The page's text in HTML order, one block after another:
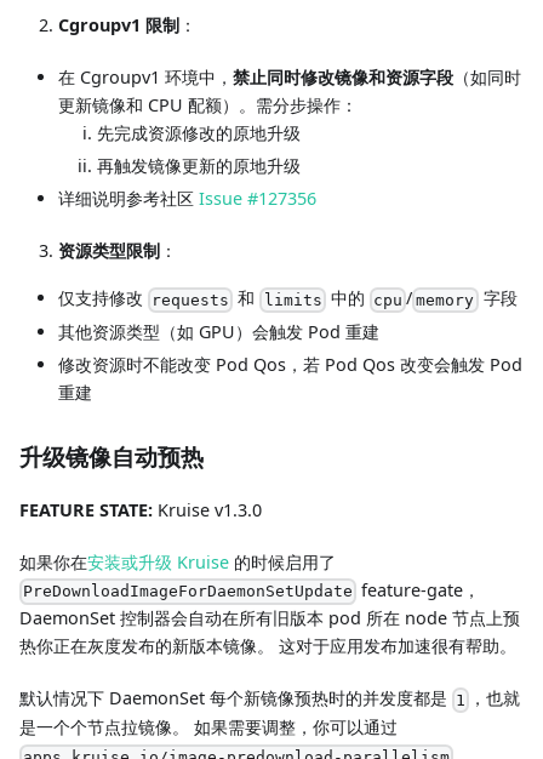
Cgroupv1 限制 ：
在 Cgroupv1 环境中， 禁止同时修改镜像和资源字段 （如同时
更新镜像和 CPU 配额）。需分步操作：
先完成资源修改的原地升级
再触发镜像更新的原地升级
详细说明参考社区 Issue #127356
资源类型限制 ：
仅支持修改 requests 和 limits 中的 cpu / memory 字段
其他资源类型（如 GPU）会触发 Pod 重建
修改资源时不能改变 Pod Qos，若 Pod Qos 改变会触发 Pod
重建
升级镜像自动预热
FEATURE STATE: Kruise v1.3.0
如果你在安装或升级 Kruise 的时候启用了
PreDownloadImageForDaemonSetUpdate feature-gate，
DaemonSet 控制器会自动在所有旧版本 pod 所在 node 节点上预
热你正在灰度发布的新版本镜像。 这对于应用发布加速很有帮助。
默认情况下 DaemonSet 每个新镜像预热时的并发度都是 1
，也就
是一个个节点拉镜像。 如果需要调整，你可以通过